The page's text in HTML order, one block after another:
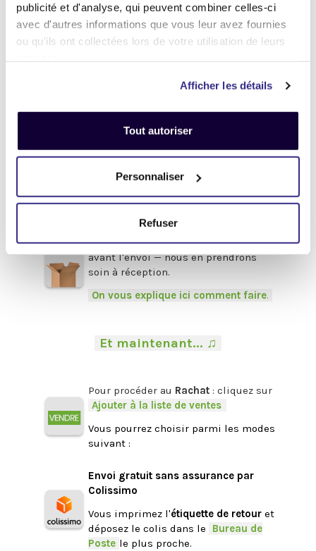
publicité et d'analyse, qui peuvent combiner celles-ci
avec d'autres informations que vous leur avez fournies
ou qu'ils ont collectées lors de votre utilisation de leurs
Afficher les détails
Tout autoriser
Personnaliser
Refuser
Désactivez
votre compte
(iPhone, iPad, iMac) ou
(Android)
(valable pour tous les appareils).
Pour obtenir de l'aide,cliquez-ici
pensez à fournir les accessoires
d'origineen votre possession :
Boîte, chargeur, câbles, souris,
Veillez à bienprotéger vos appareils
avant l'envoi — nous en prendrons
soin à réception.
On vous explique ici comment faire.
Et maintenant... ♫
Pour procéder au Rachat : cliquez sur
Ajouter à la liste de ventes
Vous pourrez choisir parmi les modes
suivant :
Envoi gratuit sans assurance par
Colissimo
Vous imprimez l'étiquette de retour et
déposez le colis dans le
Bureau de
Poste le plus proche.